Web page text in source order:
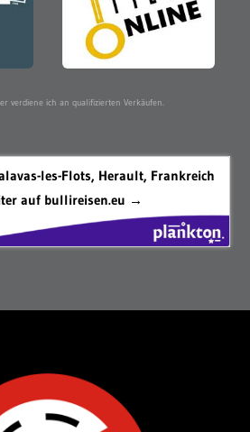
verdiene ich an qualifizierten Verkäufen.
les-Flots, Herault, Frankreich
auf bullireisen.eu →